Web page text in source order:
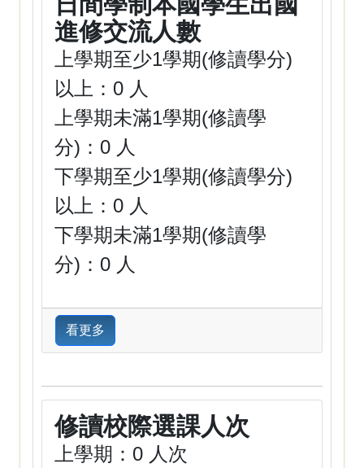
進修交流人數
上學期至少1學期(修讀學分)
以上：0 人
上學期未滿1學期(修讀學
分)：0 人
下學期至少1學期(修讀學分)
以上：0 人
下學期未滿1學期(修讀學
分)：0 人
看更多
修讀校際選課人次
上學期：0 人次